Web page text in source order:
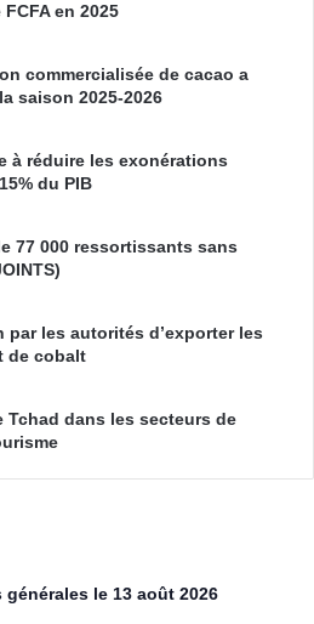
en 2025
commercialisée de cacao a
saison 2025-2026
à réduire les exonérations
du PIB
77 000 ressortissants sans
par les autorités d’exporter les
de cobalt
Tchad dans les secteurs de
le 13 août 2026